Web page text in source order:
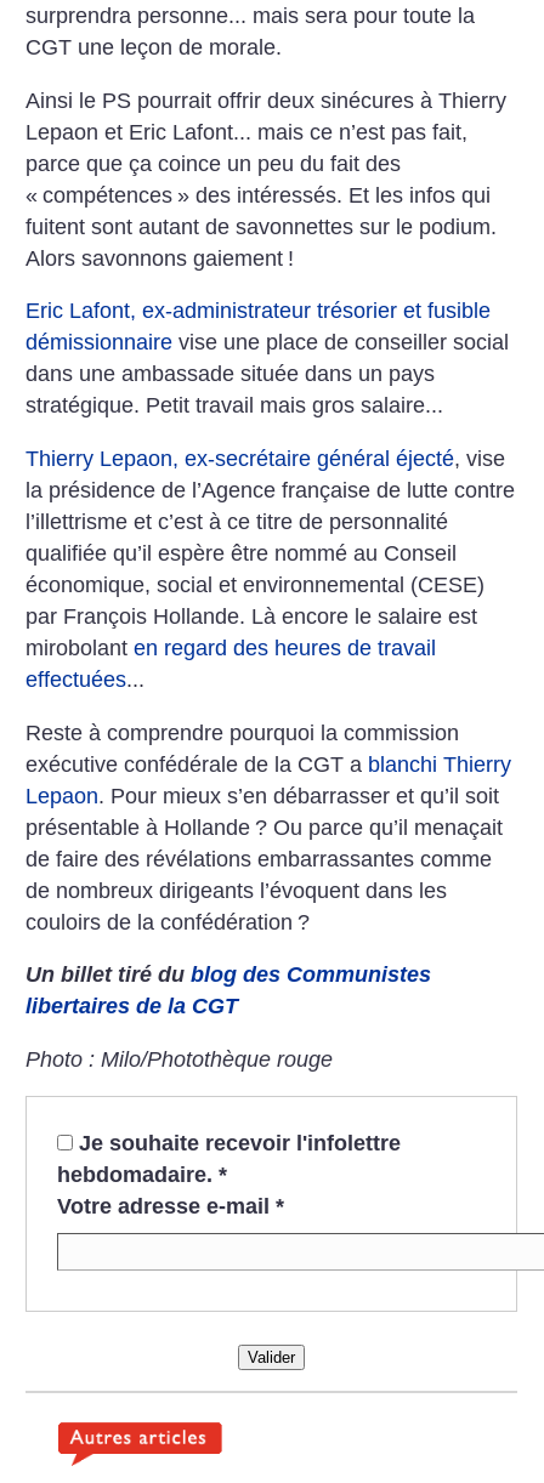
surprendra personne... mais sera pour toute la
CGT une leçon de morale.
Ainsi le PS pourrait offrir deux sinécures à Thierry
Lepaon et Eric Lafont... mais ce n’est pas fait,
parce que ça coince un peu du fait des
« compétences » des intéressés. Et les infos qui
fuitent sont autant de savonnettes sur le podium.
Alors savonnons gaiement !
Eric Lafont, ex-administrateur trésorier et fusible
démissionnaire vise une place de conseiller social
dans une ambassade située dans un pays
stratégique. Petit travail mais gros salaire...
Thierry Lepaon, ex-secrétaire général éjecté, vise
la présidence de l’Agence française de lutte contre
l’illettrisme et c’est à ce titre de personnalité
qualifiée qu’il espère être nommé au Conseil
économique, social et environnemental (CESE)
par François Hollande. Là encore le salaire est
mirobolanten regard des heures de travail
effectuées...
Reste à comprendre pourquoi la commission
exécutive confédérale de la CGT a blanchi Thierry
Lepaon. Pour mieux s’en débarrasser et qu’il soit
présentable à Hollande ? Ou parce qu’il menaçait
de faire des révélations embarrassantes comme
de nombreux dirigeants l’évoquent dans les
couloirs de la confédération ?
Un billet tiré dublog des Communistes
libertaires de la CGT
Photo : Milo/Photothèque rouge
Je souhaite recevoir l'infolettre
hebdomadaire. *
Votre adresse e-mail *
Valider